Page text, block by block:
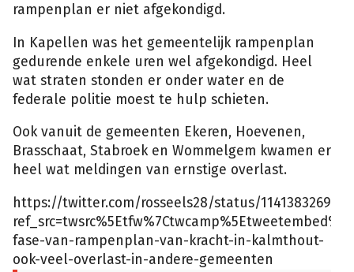
rampenplan er niet afgekondigd.
In Kapellen was het gemeentelijk rampenplan
gedurende enkele uren wel afgekondigd. Heel
wat straten stonden er onder water en de
federale politie moest te hulp schieten.
Ook vanuit de gemeenten Ekeren, Hoevenen,
Brasschaat, Stabroek en Wommelgem kwamen er
heel wat meldingen van ernstige overlast.
https://twitter.com/rosseels28/status/
fase-van-rampenplan-van-kracht-in-kalmthout-
ook-veel-overlast-in-andere-gemeenten